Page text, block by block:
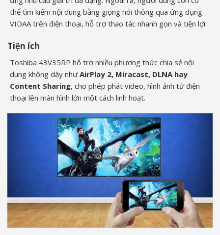
thể tìm kiếm nội dung bằng giọng nói thông qua ứng dụng
VIDAA trên điện thoại, hỗ trợ thao tác nhanh gọn và tiện lợi.
Tiện ích
Toshiba 43V35RP hỗ trợ nhiều phương thức chia sẻ nội
dung không dây nhưAirPlay 2, Miracast, DLNA hay
Content Sharing, cho phép phát video, hình ảnh từ điện
thoại lên màn hình lớn một cách linh hoạt.